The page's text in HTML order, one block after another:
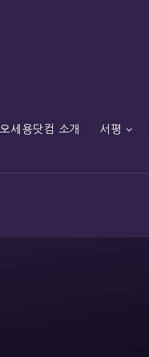
오세용닷컴 소개 서평